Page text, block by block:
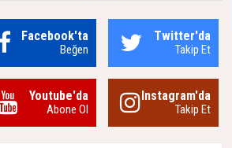
Facebook'ta
Beğen
Twitter'da
Takip Et
Youtube'da
Abone Ol
Instagram'da
Takip Et